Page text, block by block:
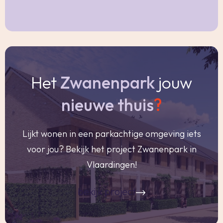
eigen panelen;
-Ultiem Comfort: Nooit meer koude voeten
dankzij de vloerverwarming in de gehele woning;
-Instapklaar sanitair: De badkamer en het toilet
zijn volledig en modern afgewerkt opgeleverd.
Je hoeft alleen nog maar de handdoeken op te
-Eigen signatuur: Voor de keuken, vloer-en
wandafwerking bieden wij je alle vrijheid; deze
kan je volledig naar eigen smaak en wens
uitzoeken en (laten) plaatsen;
-Er is een gezamenlijke fietsenberging op de
begane grond aanwezig.
HetZwanenpark jouw
nieuwe thuis?
Lijkt wonen in een parkachtige omgeving iets
voor jou? Bekijk het project Zwanenpark in
Vlaardingen!
bekijk project